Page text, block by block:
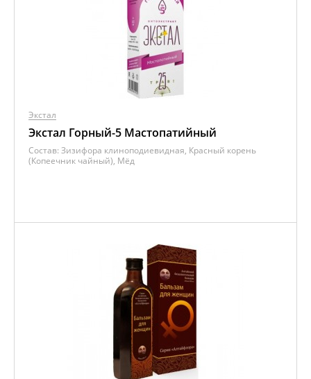
Экстал
Экстал Горный-5 Мастопатийный
Состав: Зизифора клиноподиевидная, Красный корень
(Копеечник чайный), Мёд